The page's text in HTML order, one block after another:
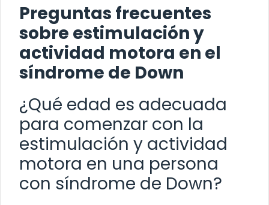
Preguntas frecuentes
sobre estimulación y
actividad motora en el
síndrome de Down
¿Qué edad es adecuada
para comenzar con la
estimulación y actividad
motora en una persona
con síndrome de Down?